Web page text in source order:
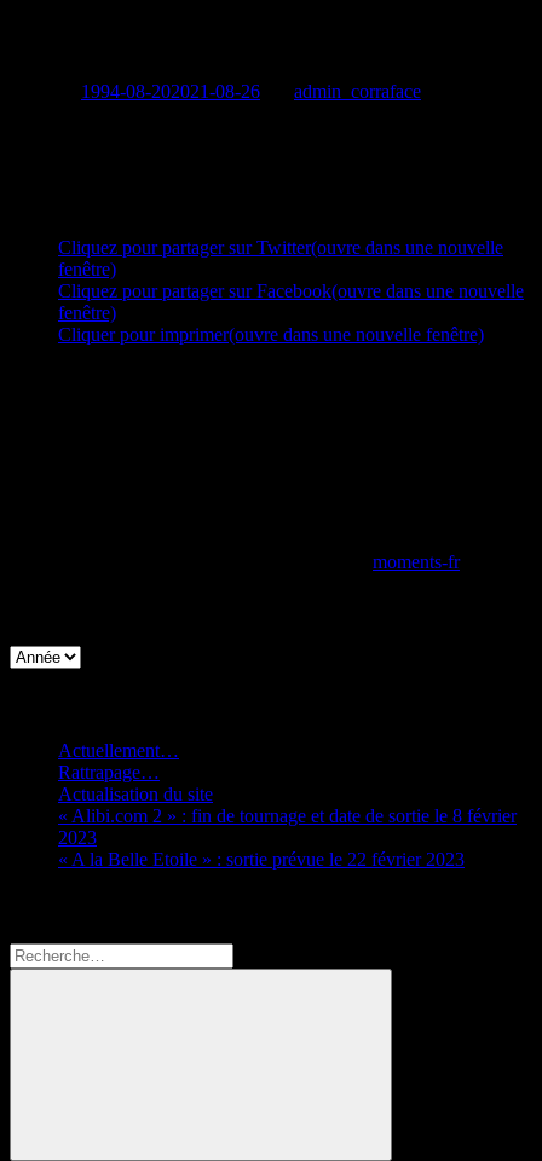
1994-08-202021-08-26
admin_corraface
Cliquez pour partager sur Twitter(ouvre dans une nouvelle
fenêtre)
Cliquez pour partager sur Facebook(ouvre dans une nouvelle
fenêtre)
Cliquer pour imprimer(ouvre dans une nouvelle fenêtre)
moments-fr
Actuellement…
Rattrapage…
Actualisation du site
« Alibi.com 2 » : fin de tournage et date de sortie le 8 février
2023
« A la Belle Etoile » : sortie prévue le 22 février 2023
Recherche
pour